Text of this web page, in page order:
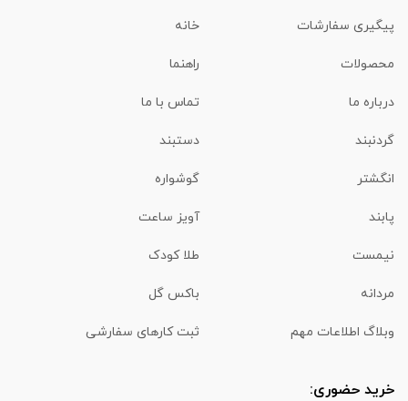
پیگیری سفارشات خانه
محصولات راهنما
درباره ما تماس با ما
گردنبند دستبند
انگشتر گوشواره
پابند آویز ساعت
نیمست طلا کودک
مردانه باکس گل
وبلاگ اطلاعات مهم ثبت کارهای سفارشی
خرید حضوری: